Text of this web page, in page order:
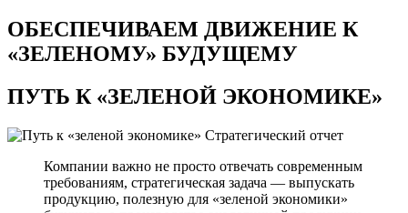
ОБЕСПЕЧИВАЕМ ДВИЖЕНИЕ К
«ЗЕЛЕНОМУ» БУДУЩЕМУ
ПУТЬ К«ЗЕЛЕНОЙ ЭКОНОМИКЕ»
Стратегический отчет
Компании важно не просто отвечать современным
требованиям, стратегическая задача — выпускать
продукцию, полезную для «зеленой экономики»